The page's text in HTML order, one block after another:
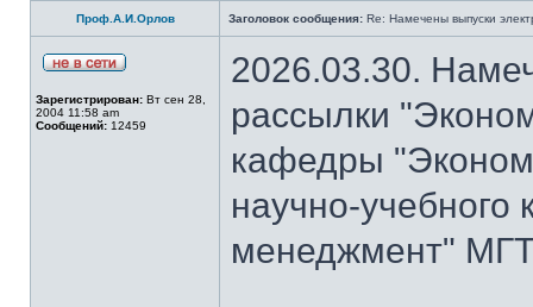
Проф.А.И.Орлов Заголовок сообщения: Re: Намечены выпуски
Зарегистрирован: Вт сен 28,
2004 11:58 am
Сообщений: 12459
2026.03.30.
рассылки
кафедры
научно-
менеджмент"